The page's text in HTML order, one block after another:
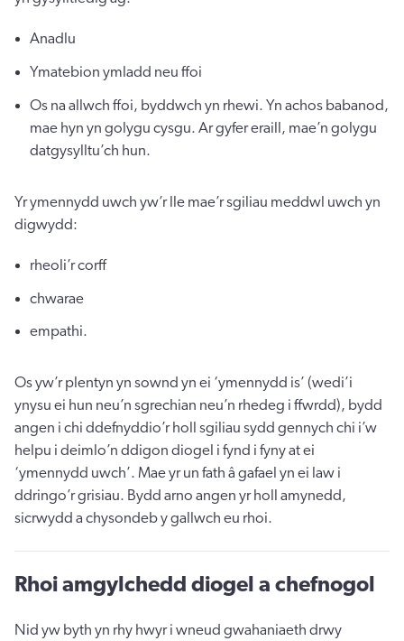
Anadlu
Ymatebion ymladd neu ffoi
Os na allwch ffoi, byddwch yn rhewi. Yn achos babanod,
mae hyn yn golygu cysgu. Ar gyfer eraill, mae’n golygu
datgysylltu’ch hun.
Yr ymennydd uwch yw’r lle mae’r sgiliau meddwl uwch yn
digwydd:
rheoli’r corff
chwarae
empathi.
Os yw’r plentyn yn sownd yn ei ‘ymennydd is’ (wedi’i
ynysu ei hun neu’n sgrechian neu’n rhedeg i ffwrdd), bydd
angen i chi ddefnyddio’r holl sgiliau sydd gennych chi i’w
helpu i deimlo’n ddigon diogel i fynd i fyny at ei
‘ymennydd uwch’. Mae yr un fath â gafael yn ei law i
ddringo’r grisiau. Bydd arno angen yr holl amynedd,
sicrwydd a chysondeb y gallwch eu rhoi.
Rhoi amgylchedd diogel a chefnogol
Nid yw byth yn rhy hwyr i wneud gwahaniaeth drwy